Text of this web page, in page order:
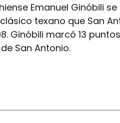
Emanuel Ginóbili
texano que San
Ginóbili marcó 13
San Antonio.